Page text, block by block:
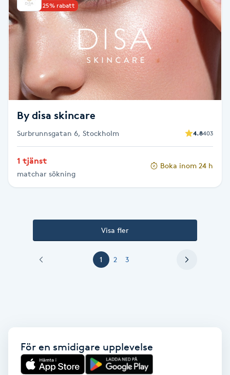
Triggerpunktsmassage
Trådning
Träning
Tvätt & Fön
Vaccination
Vampyrbehandling
Vaxning
Vaxning brasiliansk
Vårtor
Upp till 25% rabatt
By disa skincare
Surbrunnsgatan 6, Stockholm 4.8403
1 tjänst
matchar sökning
Boka inom 24 h
Visa fler
1 2 3
För en smidigare upplevelse